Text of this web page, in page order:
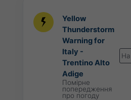
Yellow
Thunderstorm
Warning for
Italy -
Trentino Alto
Adige
Помірне
попередження
про погоду